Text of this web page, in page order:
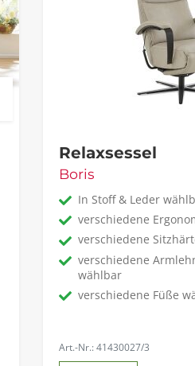
Relaxsessel
Boris
In Stoff & Leder
verschiedene
verschiedene
verschiedene
wählbar
verschiedene Füße
Art.-Nr.: 41430027/3